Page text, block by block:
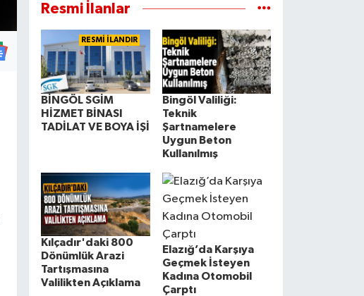
Resmi İlanlar
RESMİ İLANDIR
BİNGÖL SGİM
HİZMET BİNASI
TADİLAT VE BOYA İŞİ
Bingöl Valiliği:
Teknik
Şartnamelere
Uygun Beton
Kullanılmış
Kılçadır'daki 800
Dönümlük Arazi
Tartışmasına
Valilikten Açıklama
Elazığ’da Karşıya
Geçmek İsteyen
Kadına Otomobil
Çarptı